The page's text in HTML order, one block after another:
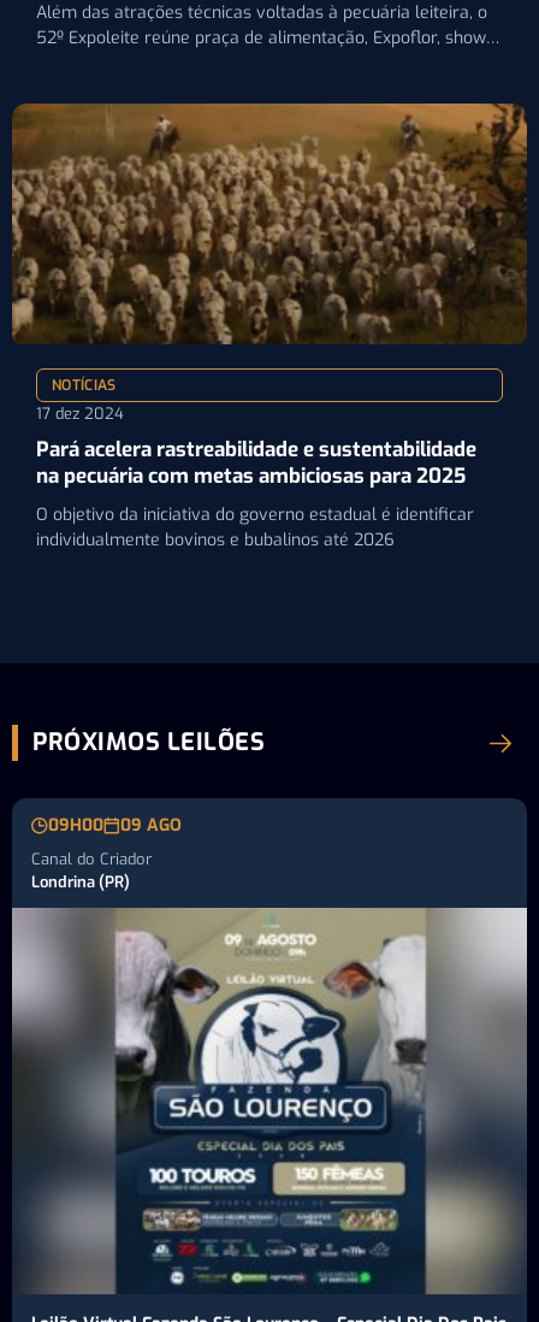
Além das atrações técnicas voltadas à pecuária leiteira, o
52º Expoleite reúne praça de alimentação, Expoflor, shows
NOTÍCIAS
17 dez 2024
Pará acelera rastreabilidade e sustentabilidade
na pecuária com metas ambiciosas para 2025
O objetivo da iniciativa do governo estadual é identificar
individualmente bovinos e bubalinos até 2026
PRÓXIMOS LEILÕES
09H00 09 AGO
Canal do Criador
Londrina (PR)